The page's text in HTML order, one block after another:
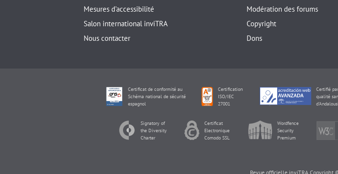
Mesures d’accessibilité
Salon international inviTRA
Nous contacter
Modération des forums
Copyright
Dons
Certificat de conformité au
Schéma national de sécurité
espagnol
Certification
ISO/IEC
27001
Certifié
qualité
Signatory of
the Diversity
Charter
Certificat
Electronique
Comodo SSL
Wordfence
Security
Premium
Revue officielle inviTRA Copyright